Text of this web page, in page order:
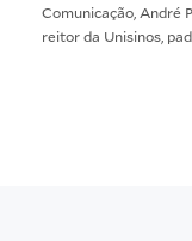
Comunicação, André
reitor da Unisinos,